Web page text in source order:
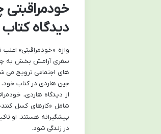
دیدگاه کتاب
واژه «خودمراقبتی»
سفری آرامش بخش به
های اجتماعی ترویج می
جین هاردی در کتاب
از دیدگاه هاردی،
شامل «کارهای کسل
پیشگیرانه هستند. او
در زندگی شود.